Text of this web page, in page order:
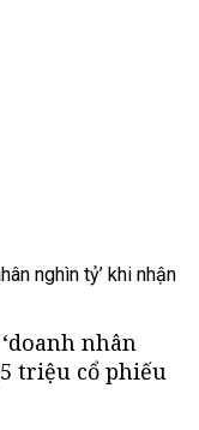
nghìn tỷ’ khi nhận
nhân
triệu cổ phiếu